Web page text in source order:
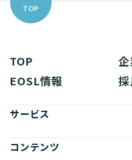
TOP
TOP
EOSL情報
サービス
コンテンツ